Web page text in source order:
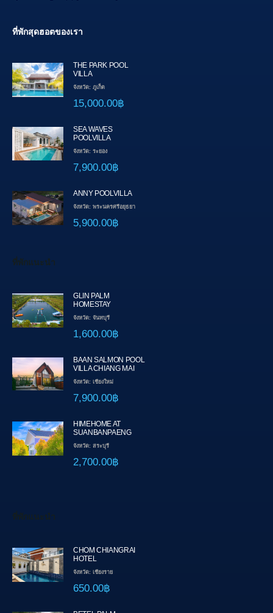
ที่พักสุดฮอตของเรา
THE PARK POOL
VILLA
จังหวัด: ภูเก็ต
15,000.00฿
SEA WAVES
POOLVILLA
จังหวัด: ระยอง
7,900.00฿
ANNY POOLVILLA
จังหวัด: พระนครศรีอยุธยา
5,900.00฿
ที่พักแนะนำ
GLIN PALM
HOMESTAY
จังหวัด: จันทบุรี
1,600.00฿
BAAN SALMON POOL
VILLA CHIANG MAI
จังหวัด: เชียงใหม่
7,900.00฿
HIMEHOME AT
SUANBANPAENG
จังหวัด: สระบุรี
2,700.00฿
ที่พักแนะนำ
CHOM CHIANGRAI
HOTEL
จังหวัด: เชียงราย
650.00฿